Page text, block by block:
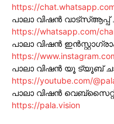
https://
പാലാ വിഷൻ
https://whatsapp.com/
പാലാ വിഷൻ
https://
പാലാ വിഷൻ യൂ ട്യൂബ്
https://youtube.com/
പാലാ വിഷൻ വെബ്സൈറ്റ്
https://pala.vision